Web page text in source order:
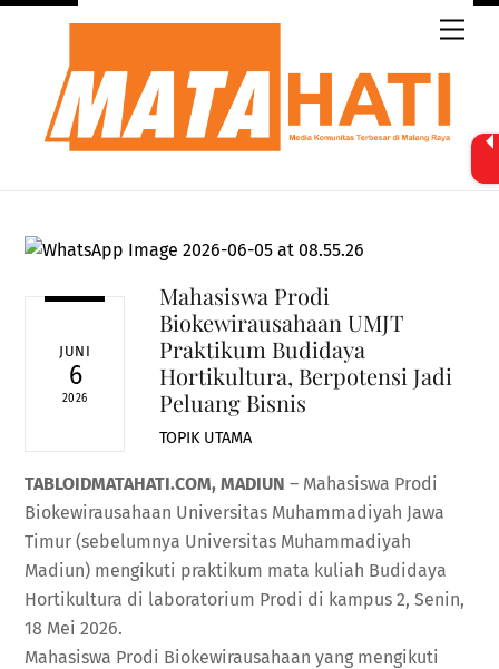
Skip
JUNI
6
2026
Mahasiswa Prodi
Biokewirausahaan UMJT
Praktikum Budidaya
Hortikultura, Berpotensi Jadi
Peluang Bisnis
TOPIK UTAMA
TABLOIDMATAHATI.COM, MADIUN – Mahasiswa Prodi
Biokewirausahaan Universitas Muhammadiyah Jawa
Timur (sebelumnya Universitas Muhammadiyah
Madiun) mengikuti praktikum mata kuliah Budidaya
Hortikultura di laboratorium Prodi di kampus 2, Senin,
18 Mei 2026.
Mahasiswa Prodi Biokewirausahaan yang mengikuti